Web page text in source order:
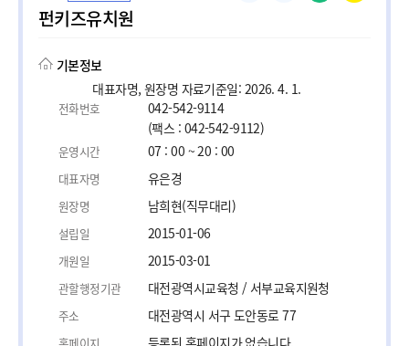
펀키즈유치원
기본정보
대표자명, 원장명 자료기준일: 2026. 4. 1.
전화번호
042-542-9114
(팩스 : 042-542-9112)
운영시간 07 : 00 ~ 20 : 00
대표자명 유은경
원장명 남희현(직무대리)
설립일 2015-01-06
개원일 2015-03-01
관할행정기관 대전광역시교육청 / 서부교육지원청
주소 대전광역시 서구 도안동로 77
등록된 홈페이지가 없습니다.